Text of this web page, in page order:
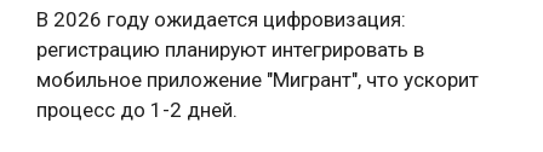
В 2026 году ожидается цифровизация:
регистрацию планируют интегрировать в
мобильное приложение "Мигрант", что ускорит
процесс до 1-2 дней.